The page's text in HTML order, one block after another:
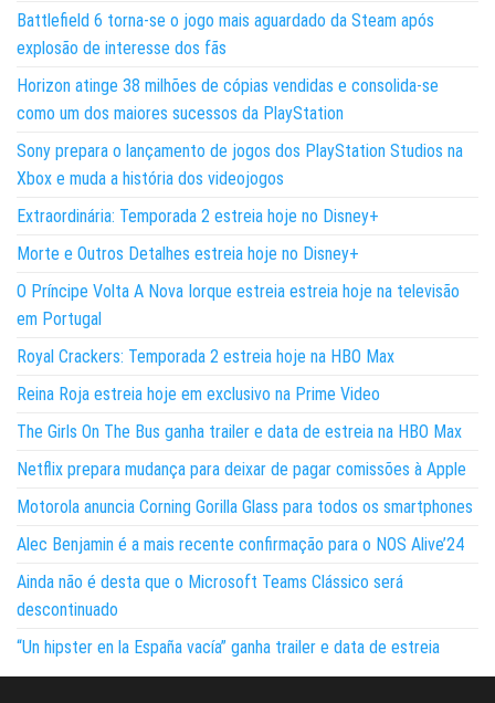
Battlefield 6 torna-se o jogo mais aguardado da Steam após
explosão de interesse dos fãs
Horizon atinge 38 milhões de cópias vendidas e consolida-se
como um dos maiores sucessos da PlayStation
Sony prepara o lançamento de jogos dos PlayStation Studios na
Xbox e muda a história dos videojogos
Extraordinária: Temporada 2 estreia hoje no Disney+
Morte e Outros Detalhes estreia hoje no Disney+
O Príncipe Volta A Nova Iorque estreia estreia hoje na televisão
em Portugal
Royal Crackers: Temporada 2 estreia hoje na HBO Max
Reina Roja estreia hoje em exclusivo na Prime Video
The Girls On The Bus ganha trailer e data de estreia na HBO Max
Netflix prepara mudança para deixar de pagar comissões à Apple
Motorola anuncia Corning Gorilla Glass para todos os smartphones
Alec Benjamin é a mais recente confirmação para o NOS Alive’24
Ainda não é desta que o Microsoft Teams Clássico será
descontinuado
“Un hipster en la España vacía” ganha trailer e data de estreia